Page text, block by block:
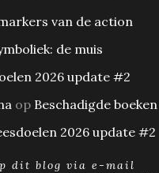
van de action
de muis
2026 update #2
op Beschadigde boeken
2026 update #2
dit blog via e-mail